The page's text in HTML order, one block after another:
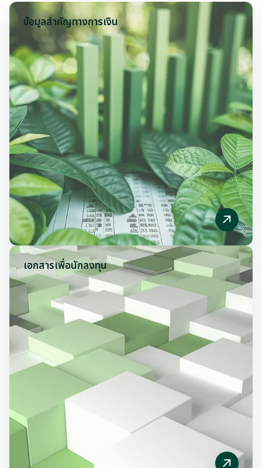
ข้อมูลสำคัญทางการเงิน
เอกสารเพื่อนักลงทุน